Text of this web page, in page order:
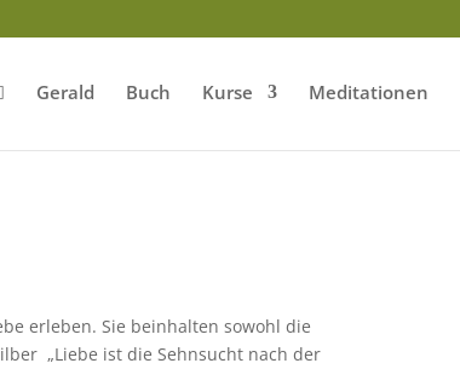
Gerald Buch Kurse Meditationen
erleben. Sie beinhalten sowohl die
„Liebe ist die Sehnsucht nach der